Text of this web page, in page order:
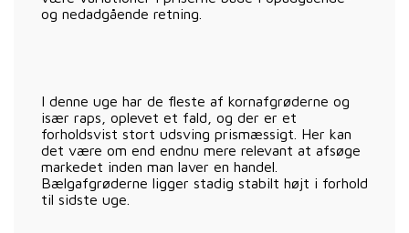
og nedadgående retning.
I denne uge har de fleste af kornafgrøderne og
især raps, oplevet et fald, og der er et
forholdsvist stort udsving prismæssigt. Her kan
det være om end endnu mere relevant at afsøge
markedet inden man laver en handel.
Bælgafgrøderne ligger stadig stabilt højt i forhold
til sidste uge.